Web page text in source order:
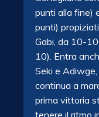
punti alla fine)
punti)
Gabi, da 10-
10). Entra
Seki e
continua a
prima vittoria